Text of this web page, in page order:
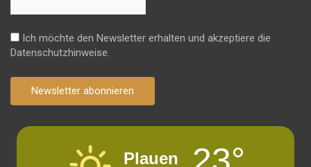
Ich möchte den Newsletter erhalten und akzeptiere die
Datenschutzhinweise.
Newsletter abonnieren
Plauen